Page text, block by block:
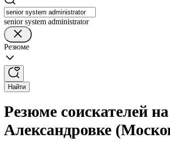
senior system administrator
Резюме
Найти
Резюме соискателей
Александровке